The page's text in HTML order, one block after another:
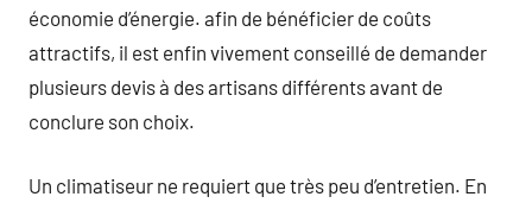
économie d’énergie. afin de bénéficier de coûts
attractifs, il est enfin vivement conseillé de demander
plusieurs devis à des artisans différents avant de
conclure son choix.
Un climatiseur ne requiert que très peu d’entretien. En